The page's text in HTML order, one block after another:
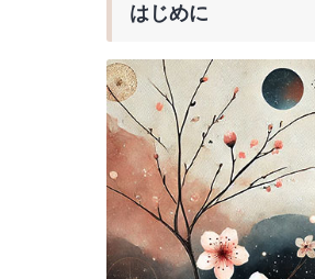
はじめに